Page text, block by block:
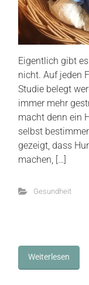
Eigentlich gibt
nicht. Auf jeden
Studie belegt
immer mehr
macht denn ein
selbst
gezeigt, dass
machen, […]
Gesundheit
Weiterlesen